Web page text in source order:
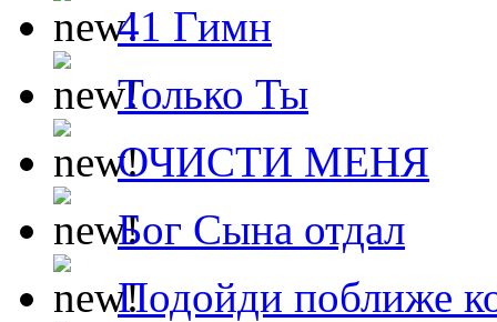
41 Гимн
Только Ты
ОЧИСТИ МЕНЯ
Бог Сына отдал
Подойди поближе